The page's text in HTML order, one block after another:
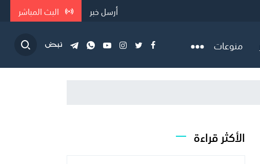
أرسل خبر البث المباشر
منوعات
الأكثر قراءة